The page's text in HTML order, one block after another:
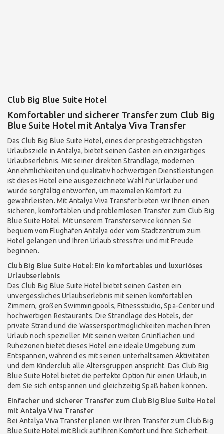
Club Big Blue Suite Hotel
Komfortabler und sicherer Transfer zum Club Big
Blue Suite Hotel mit Antalya Viva Transfer
Das Club Big Blue Suite Hotel, eines der prestigeträchtigsten
Urlaubsziele in Antalya, bietet seinen Gästen ein einzigartiges
Urlaubserlebnis. Mit seiner direkten Strandlage, modernen
Annehmlichkeiten und qualitativ hochwertigen Dienstleistungen
ist dieses Hotel eine ausgezeichnete Wahl für Urlauber und
wurde sorgfältig entworfen, um maximalen Komfort zu
gewährleisten. Mit Antalya Viva Transfer bieten wir Ihnen einen
sicheren, komfortablen und problemlosen Transfer zum Club Big
Blue Suite Hotel. Mit unserem Transferservice können Sie
bequem vom Flughafen Antalya oder vom Stadtzentrum zum
Hotel gelangen und Ihren Urlaub stressfrei und mit Freude
beginnen.
Club Big Blue Suite Hotel: Ein komfortables und luxuriöses
Urlaubserlebnis
Das Club Big Blue Suite Hotel bietet seinen Gästen ein
unvergessliches Urlaubserlebnis mit seinen komfortablen
Zimmern, großen Swimmingpools, Fitnessstudio, Spa-Center und
hochwertigen Restaurants. Die Strandlage des Hotels, der
private Strand und die Wassersportmöglichkeiten machen Ihren
Urlaub noch spezieller. Mit seinen weiten Grünflächen und
Ruhezonen bietet dieses Hotel eine ideale Umgebung zum
Entspannen, während es mit seinen unterhaltsamen Aktivitäten
und dem Kinderclub alle Altersgruppen anspricht. Das Club Big
Blue Suite Hotel bietet die perfekte Option für einen Urlaub, in
dem Sie sich entspannen und gleichzeitig Spaß haben können.
Einfacher und sicherer Transfer zum Club Big Blue Suite Hotel
mit Antalya Viva Transfer
Bei Antalya Viva Transfer planen wir Ihren Transfer zum Club Big
Blue Suite Hotel mit Blick auf Ihren Komfort und Ihre Sicherheit.